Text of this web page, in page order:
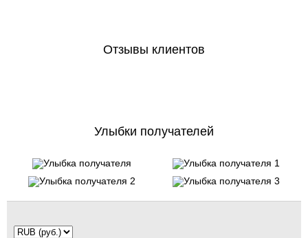
Отзывы клиентов
Улыбки получателей